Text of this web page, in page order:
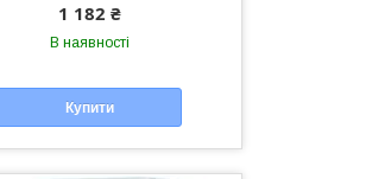
1 182 ₴
В наявності
Купити